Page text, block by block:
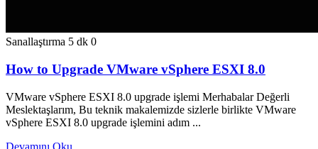
Sanallaştırma 5 dk 0
How to Upgrade VMware vSphere ESXI 8.0
VMware vSphere ESXI 8.0 upgrade işlemi Merhabalar Değerli
Meslektaşlarım, Bu teknik makalemizde sizlerle birlikte VMware
vSphere ESXI 8.0 upgrade işlemini adım ...
Devamını Oku